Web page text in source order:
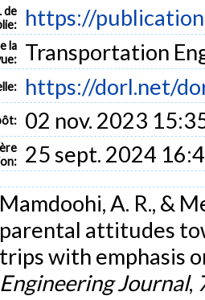
de
https://
la
Transportation
https://dorl.net/
02 nov. 2023
25 sept. 2024
Mamdoohi, A. R., &
parental attitudes
trips with emphasis
Engineering Journal,